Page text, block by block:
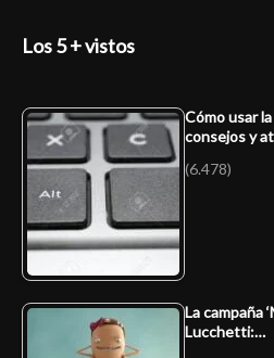
Los 5 + vistos
Cómo usar
consejos y
(6.478)
La campaña
Lucchetti:…